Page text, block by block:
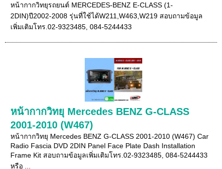
หน้ากากวิทยุรถยนต์ MERCEDES-BENZ E-CLASS (1-
2DIN)ปี2002-2008 รุ่นที่ใช้ได้W211,W463,W219 สอบถามข้อมูล
เพิ่มเติมโทร.02-9323485, 084-5244433
หน้ากากวิทยุ Mercedes BENZ G-CLASS
2001-2010 (W467)
หน้ากากวิทยุ Mercedes BENZ G-CLASS 2001-2010 (W467) Car
Radio Fascia DVD 2DIN Panel Face Plate Dash Installation
Frame Kit สอบถามข้อมูลเพิ่มเติมโทร.02-9323485, 084-5244433
หรือ ...